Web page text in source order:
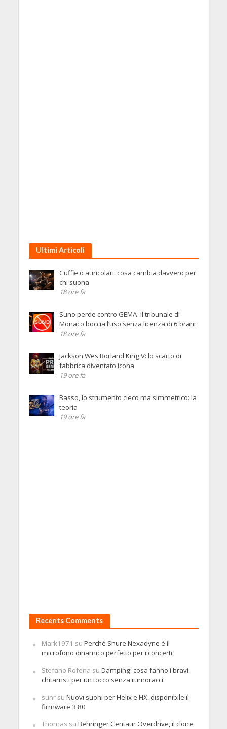
Ultimi Articoli
Cuffie o auricolari: cosa cambia davvero per
chi suona
18 ore fa
Suno perde contro GEMA: il tribunale di
Monaco boccia l’uso senza licenza di 6 brani
18 ore fa
Jackson Wes Borland King V: lo scarto di
fabbrica diventato icona
19 ore fa
Basso, lo strumento cieco ma simmetrico: la
teoria
19 ore fa
Recents Comments
Mark1971 su Perché Shure Nexadyne è il
microfono dinamico perfetto per i concerti
Stefano Rofena su Damping: cosa fanno i bravi
chitarristi per un tocco senza rumoracci
suhrsu Nuovi suoni per Helix e HX: disponibile il
firmware 3.80
Thomas su Behringer Centaur Overdrive, il clone